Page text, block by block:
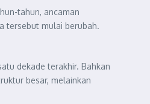
tahun, ancaman
tersebut mulai berubah.
dekade terakhir. Bahkan
besar, melainkan